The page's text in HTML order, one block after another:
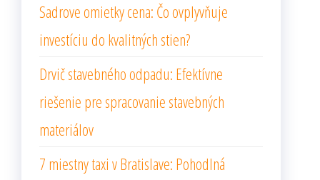
Sadrove omietky cena: Čo ovplyvňuje
investíciu do kvalitných stien?
Drvič stavebného odpadu: Efektívne
riešenie pre spracovanie stavebných
materiálov
7 miestny taxi v Bratislave: Pohodlná